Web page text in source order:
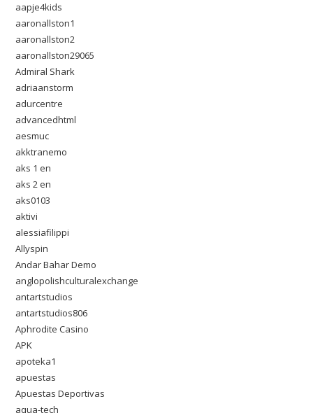
aapje4kids
aaronallston1
aaronallston2
aaronallston29065
Admiral Shark
adriaanstorm
adurcentre
advancedhtml
aesmuc
akktranemo
aks 1 en
aks 2 en
aks0103
aktivi
alessiafilippi
Allyspin
Andar Bahar Demo
anglopolishculturalexchange
antartstudios
antartstudios806
Aphrodite Casino
APK
apoteka1
apuestas
Apuestas Deportivas
aqua-tech